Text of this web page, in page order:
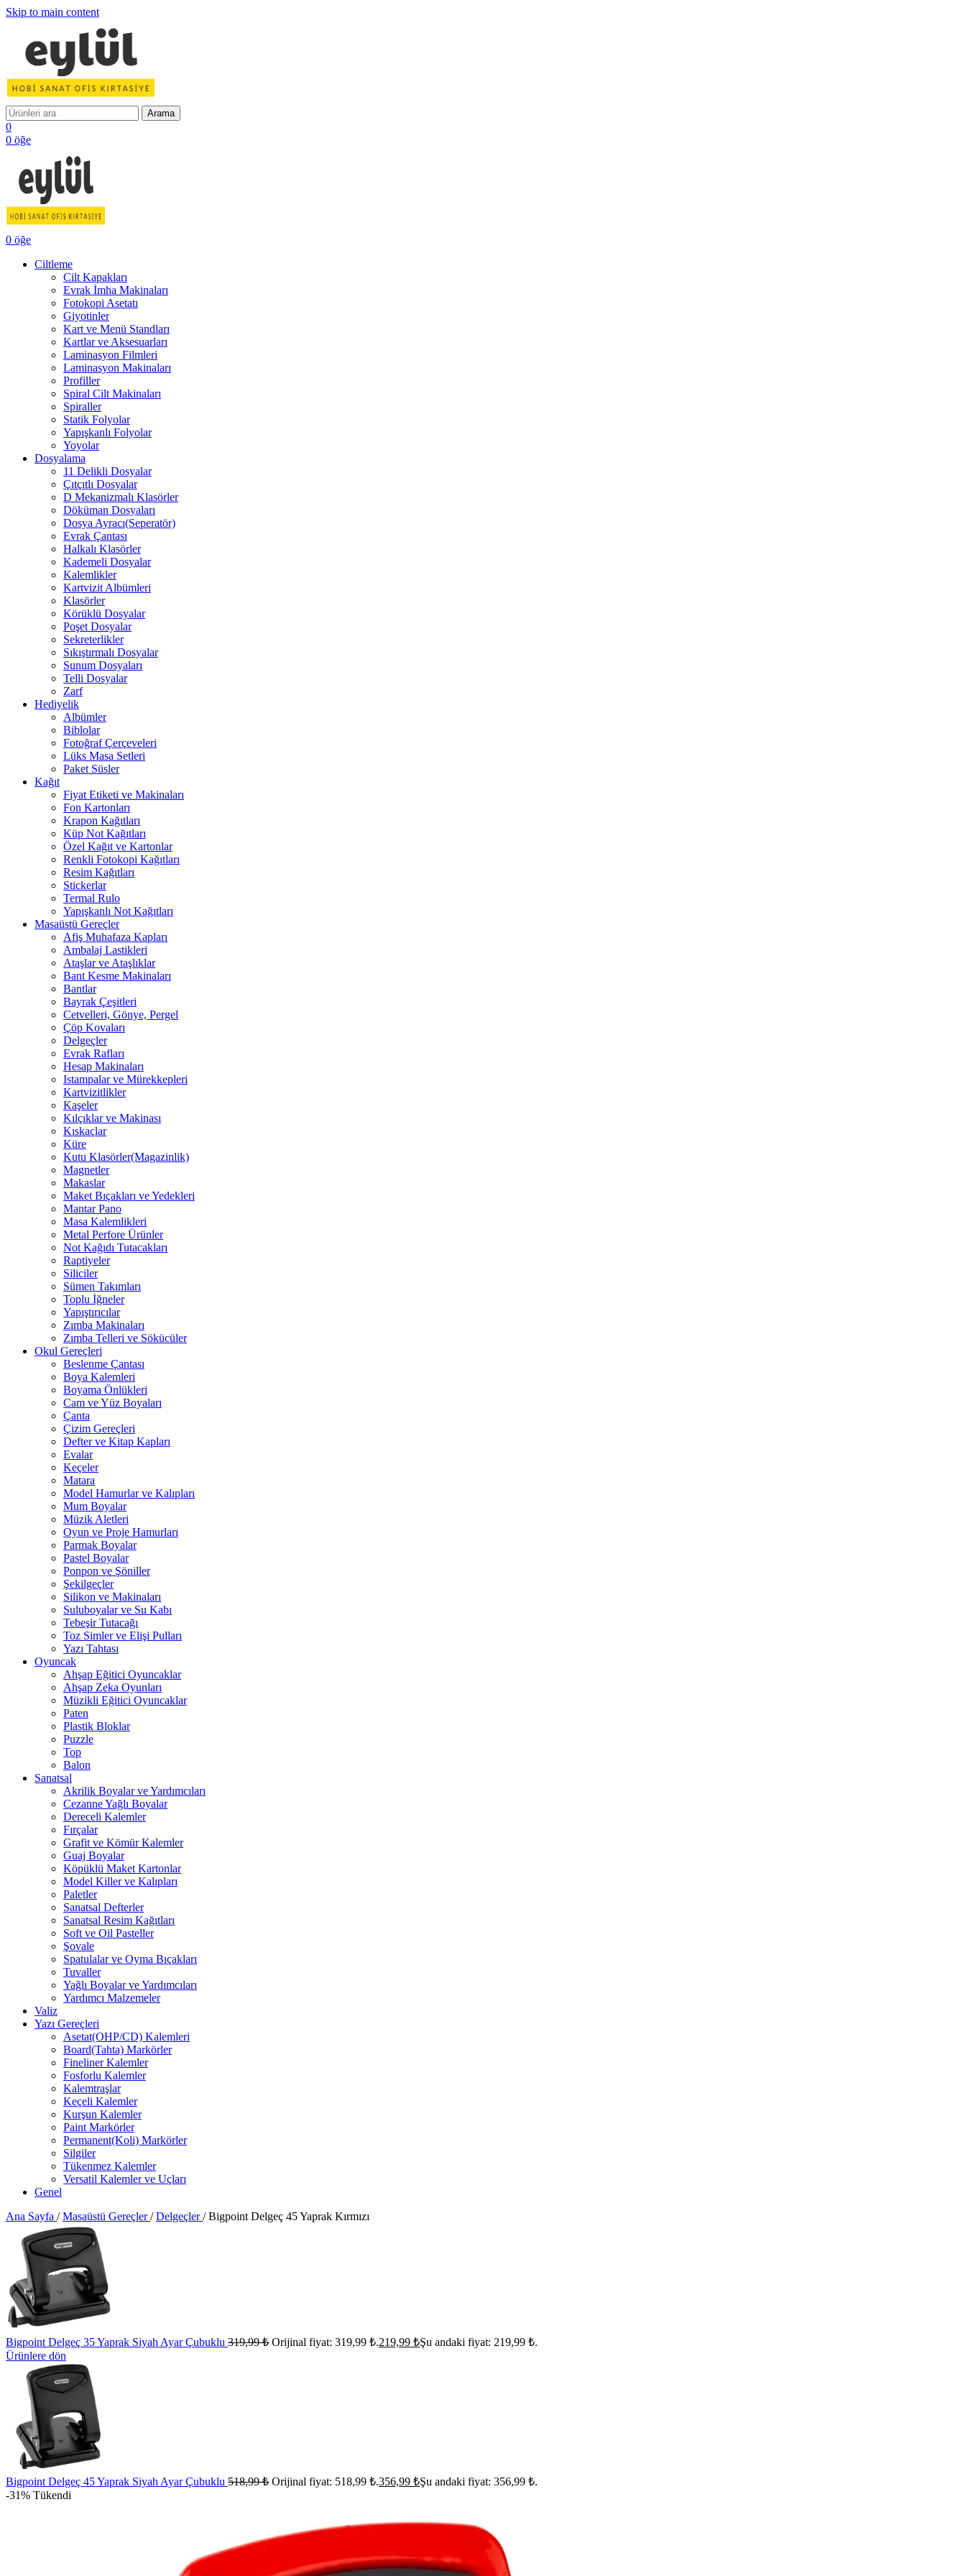
Skip to main content
Arama
0
0 öğe
0 öğe
Ciltleme
Cilt Kapakları
Evrak İmha Makinaları
Fotokopi Asetatı
Giyotinler
Kart ve Menü Standları
Kartlar ve Aksesuarları
Laminasyon Filmleri
Laminasyon Makinaları
Profiller
Spiral Cilt Makinaları
Spiraller
Statik Folyolar
Yapışkanlı Folyolar
Yoyolar
Dosyalama
11 Delikli Dosyalar
Çıtçıtlı Dosyalar
D Mekanizmalı Klasörler
Döküman Dosyaları
Dosya Ayracı(Seperatör)
Evrak Çantası
Halkalı Klasörler
Kademeli Dosyalar
Kalemlikler
Kartvizit Albümleri
Klasörler
Körüklü Dosyalar
Poşet Dosyalar
Sekreterlikler
Sıkıştırmalı Dosyalar
Sunum Dosyaları
Telli Dosyalar
Zarf
Hediyelik
Albümler
Biblolar
Fotoğraf Çerçeveleri
Lüks Masa Setleri
Paket Süsler
Kağıt
Fiyat Etiketi ve Makinaları
Fon Kartonları
Krapon Kağıtları
Küp Not Kağıtları
Özel Kağıt ve Kartonlar
Renkli Fotokopi Kağıtları
Resim Kağıtları
Stickerlar
Termal Rulo
Yapışkanlı Not Kağıtları
Masaüstü Gereçler
Afiş Muhafaza Kapları
Ambalaj Lastikleri
Ataşlar ve Ataşlıklar
Bant Kesme Makinaları
Bantlar
Bayrak Çeşitleri
Cetvelleri, Gönye, Pergel
Çöp Kovaları
Delgeçler
Evrak Rafları
Hesap Makinaları
Istampalar ve Mürekkepleri
Kartvizitlikler
Kaşeler
Kılçıklar ve Makinası
Kıskaçlar
Küre
Kutu Klasörler(Magazinlik)
Magnetler
Makaslar
Maket Bıçakları ve Yedekleri
Mantar Pano
Masa Kalemlikleri
Metal Perfore Ürünler
Not Kağıdı Tutacakları
Raptiyeler
Siliciler
Sümen Takımları
Toplu İğneler
Yapıştırıcılar
Zımba Makinaları
Zımba Telleri ve Sökücüler
Okul Gereçleri
Beslenme Çantası
Boya Kalemleri
Boyama Önlükleri
Cam ve Yüz Boyaları
Çanta
Çizim Gereçleri
Defter ve Kitap Kapları
Evalar
Keçeler
Matara
Model Hamurlar ve Kalıpları
Mum Boyalar
Müzik Aletleri
Oyun ve Proje Hamurları
Parmak Boyalar
Pastel Boyalar
Ponpon ve Şöniller
Şekilgeçler
Silikon ve Makinaları
Suluboyalar ve Su Kabı
Tebeşir Tutacağı
Toz Simler ve Elişi Pulları
Yazı Tahtası
Oyuncak
Ahşap Eğitici Oyuncaklar
Ahşap Zeka Oyunları
Müzikli Eğitici Oyuncaklar
Paten
Plastik Bloklar
Puzzle
Top
Balon
Sanatsal
Akrilik Boyalar ve Yardımcıları
Cezanne Yağlı Boyalar
Dereceli Kalemler
Fırçalar
Grafit ve Kömür Kalemler
Guaj Boyalar
Köpüklü Maket Kartonlar
Model Killer ve Kalıpları
Paletler
Sanatsal Defterler
Sanatsal Resim Kağıtları
Soft ve Oil Pasteller
Şovale
Spatulalar ve Oyma Bıçakları
Tuvaller
Yağlı Boyalar ve Yardımcıları
Yardımcı Malzemeler
Valiz
Yazı Gereçleri
Asetat(OHP/CD) Kalemleri
Board(Tahta) Markörler
Fineliner Kalemler
Fosforlu Kalemler
Kalemtraşlar
Keçeli Kalemler
Kurşun Kalemler
Paint Markörler
Permanent(Koli) Markörler
Silgiler
Tükenmez Kalemler
Versatil Kalemler ve Uçları
Genel
Ana Sayfa / Masaüstü Gereçler/ Delgeçler/ Bigpoint Delgeç 45 Yaprak Kırmızı
Bigpoint Delgeç 35 Yaprak Siyah Ayar Çubuklu 319,99₺ Orijinal fiyat: 319,99 ₺.219,99 ₺Şu andaki fiyat: 219,99 ₺.
Ürünlere dön
Bigpoint Delgeç 45 Yaprak Siyah Ayar Çubuklu 518,99₺ Orijinal fiyat: 518,99 ₺.356,99 ₺Şu andaki fiyat: 356,99 ₺.
-31% Tükendi